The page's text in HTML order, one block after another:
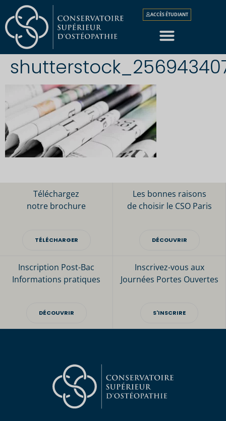
ACCÈS ÉTUDIANT
Téléchargez
notre brochure
TÉLÉCHARGER
Les bonnes raisons
de choisir le CSO Paris
DÉCOUVRIR
Inscription Post-Bac
Informations pratiques
DÉCOUVRIR
Inscrivez-vous aux
Journées Portes Ouvertes
S'INSCRIRE